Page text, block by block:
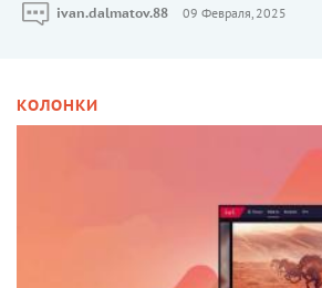
ivan.dalmatov.88
09 Февраля, 2025
КОЛОНКИ